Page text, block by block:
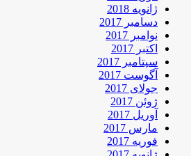
ژانویه 2018
دسامبر 2017
نوامبر 2017
اکتبر 2017
سپتامبر 2017
آگوست 2017
جولای 2017
ژوئن 2017
آوریل 2017
مارس 2017
فوریه 2017